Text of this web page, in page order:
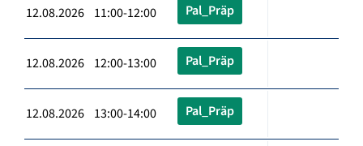
12.08.2026 11:00-12:00 Pal_Präp
12.08.2026 12:00-13:00 Pal_Präp
12.08.2026 13:00-14:00 Pal_Präp